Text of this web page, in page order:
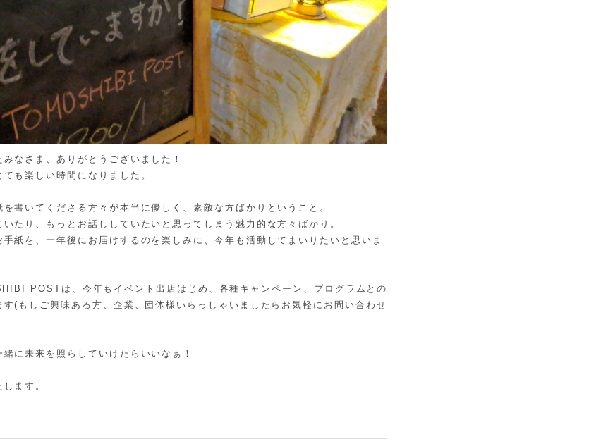
なさま、ありがとうございました！
も楽しい時間になりました。
書いてくださる方々が本当に優しく、素敵な方ばかりということ。
たり、もっとお話ししていたいと思ってしまう魅力的な方々ばかり。
紙を、一年後にお届けするのを楽しみに、今年も活動してまいりたいと思いま
POSTは、今年もイベント出店はじめ、各種キャンペーン、プログラムとの
(もしご興味ある方、企業、団体様いらっしゃいましたらお気軽にお問い合わせ
に未来を照らしていけたらいいなぁ！
ます。